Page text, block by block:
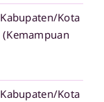
Kota
Kota